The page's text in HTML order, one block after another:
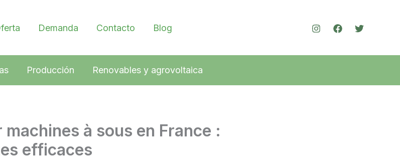
Demanda Contacto Blog
Producción Renovables y agrovoltaica
à sous en France :
efficaces